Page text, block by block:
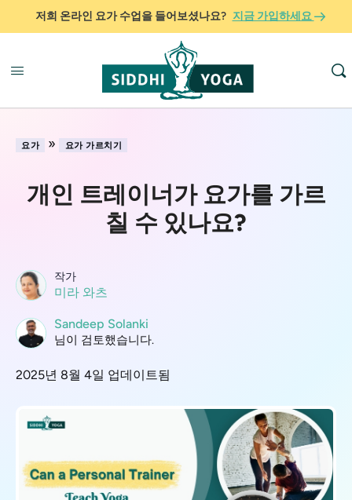
저희 온라인 요가 수업을 들어보셨나요? 지금 가입하세요
요가 » 요가 가르치기
개인 트레이너가 요가를 가르
칠 수 있나요?
작가
미라 와츠
Sandeep Solanki
님이 검토했습니다.
2025년 8월 4일 업데이트됨